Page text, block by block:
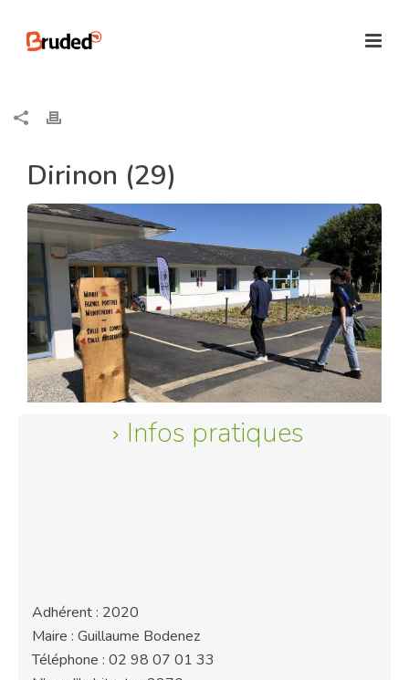
Dirinon (29)
Infos pratiques
Adhérent : 2020
Maire : Guillaume Bodenez
Téléphone : 02 98 07 01 33